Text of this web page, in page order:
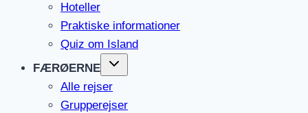
Hoteller
Praktiske informationer
Quiz om Island
FÆRØERNE
Alle rejser
Grupperejser